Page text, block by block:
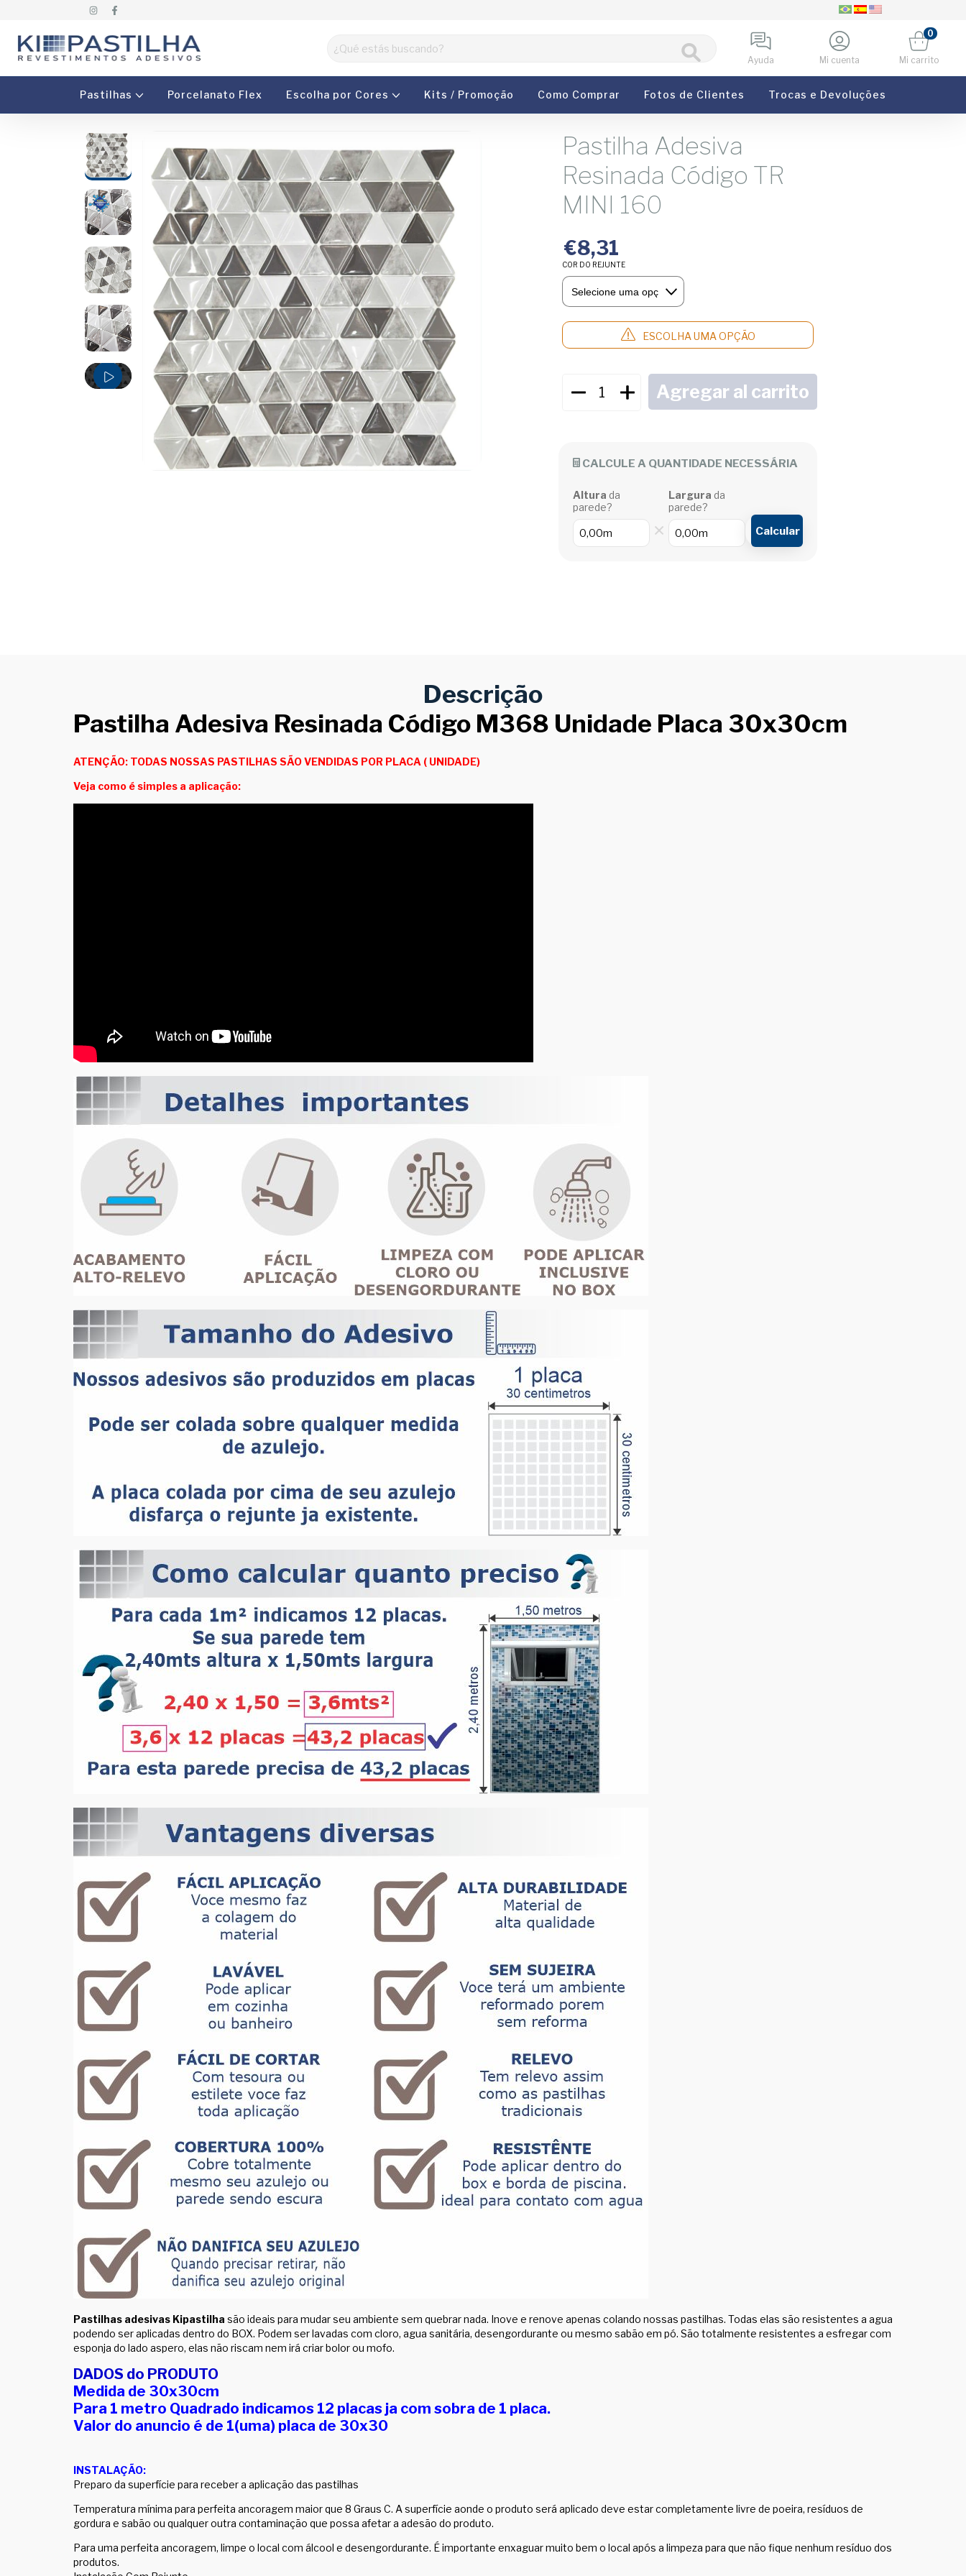
Ayuda Mi cuenta Mi carrito
0
Pastilhas Porcelanato Flex Escolha por Cores Kits / Promoção Como Comprar Fotos de Clientes Trocas e Devoluções
Pastilha Adesiva
Resinada Código TR
MINI 160
€8,31
COR DO REJUNTE
ESCOLHA UMA OPÇÃO
CALCULE A QUANTIDADE NECESSÁRIA
Altura da
parede?
×
Largura da
parede?
Calcular
Descrição
Pastilha Adesiva Resinada Código M368 Unidade Placa 30x30cm
ATENÇÃO: TODAS NOSSAS PASTILHAS SÃO VENDIDAS POR PLACA ( UNIDADE)
Veja como é simples a aplicação:
Pastilhas adesivas Kipastilha são ideais para mudar seu ambiente sem quebrar nada. Inove e renove apenas colando nossas pastilhas. Todas elas são resistentes a agua
podendo ser aplicadas dentro do BOX. Podem ser lavadas com cloro, agua sanitária, desengordurante ou mesmo sabão em pó. São totalmente resistentes a esfregar com
esponja do lado aspero, elas não riscam nem irá criar bolor ou mofo.
DADOS do PRODUTO
Medida de 30x30cm
Para 1 metro Quadrado indicamos 12 placas ja com sobra de 1 placa.
Valor do anuncio é de 1(uma) placa de 30x30
INSTALAÇÃO:
Preparo da superfície para receber a aplicação das pastilhas
Temperatura mínima para perfeita ancoragem maior que 8 Graus C. A superfície aonde o produto será aplicado deve estar completamente livre de poeira, resíduos de
gordura e sabão ou qualquer outra contaminação que possa afetar a adesão do produto.
Para uma perfeita ancoragem, limpe o local com álcool e desengordurante. É importante enxaguar muito bem o local após a limpeza para que não fique nenhum resíduo dos
produtos.